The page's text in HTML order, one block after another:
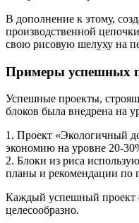
В дополнение к этому,
производственной
свою рисовую шелуху на
Примеры успешных
Успешные проекты,
блоков была внедрена на
1. Проект «Экологичный
экономию на уровне 20-
2. Блоки из риса
планы и рекомендации по
Каждый успешный проект
целесообразно.